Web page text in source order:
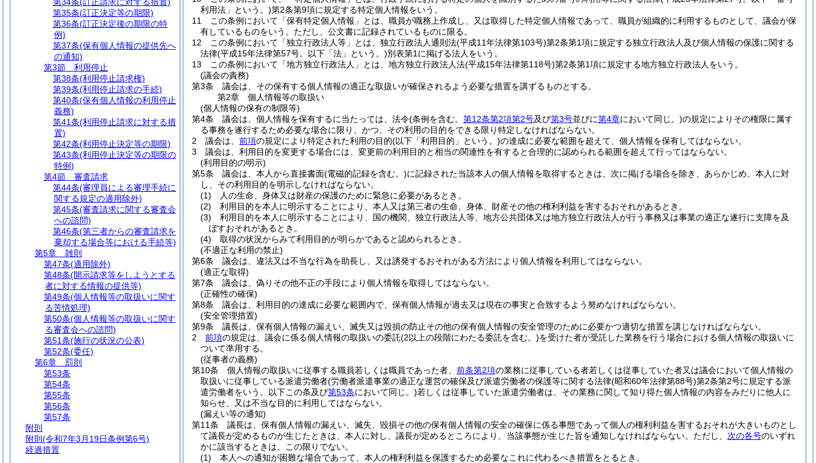
利用法」という。)第2条第9項に規定する特定個人情報をいう。
11
この条例において「保有特定個人情報」とは、職員が職務上作成し、又は取得した特定個人情報であって、職員が組織的に利用するものとして、議会が保
有しているものをいう。 ただし、公文書に記録されているものに限る。
12
この条例において「独立行政法人等」とは、独立行政法人通則法(平成11年法律第103号)第2条第1項に規定する独立行政法人及び個人情報の保護に関する
法律(平成15年法律第57号。以下「法」という。)別表第1に掲げる法人をいう。
13
この条例において「地方独立行政法人」とは、地方独立行政法人法(平成15年法律第118号)第2条第1項に規定する地方独立行政法人をいう。
(議会の責務)
第3条
議会は、その保有する個人情報の適正な取扱いが確保されるよう必要な措置を講ずるものとする。
第2章
個人情報等の取扱い
(個人情報の保有の制限等)
第4条
議会は、個人情報を保有するに当たっては、法令(条例を含む。 第12条第2項第2号及び第3号並びに第4章において同じ。)の規定によりその権限に属す
る事務を遂行するため必要な場合に限り、かつ、その利用の目的をできる限り特定しなければならない。
2
議会は、 前項の規定により特定された利用の目的(以下「利用目的」という。)の達成に必要な範囲を超えて、個人情報を保有してはならない。
3
議会は、利用目的を変更する場合には、変更前の利用目的と相当の関連性を有すると合理的に認められる範囲を超えて行ってはならない。
(利用目的の明示)
第5条
議会は、本人から直接書面(電磁的記録を含む。)に記録された当該本人の個人情報を取得するときは、次に掲げる場合を除き、あらかじめ、本人に対
し、その利用目的を明示しなければならない。
(1)
人の生命、身体又は財産の保護のために緊急に必要があるとき。
(2)
利用目的を本人に明示することにより、本人又は第三者の生命、身体、財産その他の権利利益を害するおそれがあるとき。
(3)
利用目的を本人に明示することにより、国の機関、独立行政法人等、地方公共団体又は地方独立行政法人が行う事務又は事業の適正な遂行に支障を及
ぼすおそれがあるとき。
(4)
取得の状況からみて利用目的が明らかであると認められるとき。
(不適正な利用の禁止)
第6条
議会は、違法又は不当な行為を助長し、又は誘発するおそれがある方法により個人情報を利用してはならない。
(適正な取得)
第7条
議会は、偽りその他不正の手段により個人情報を取得してはならない。
(正確性の確保)
第8条
議会は、利用目的の達成に必要な範囲内で、保有個人情報が過去又は現在の事実と合致するよう努めなければならない。
(安全管理措置)
第9条
議長は、保有個人情報の漏えい、滅失又は毀損の防止その他の保有個人情報の安全管理のために必要かつ適切な措置を講じなければならない。
2
前項の規定は、議会に係る個人情報の取扱いの委託(2以上の段階にわたる委託を含む。)を受けた者が受託した業務を行う場合における個人情報の取扱いに
ついて準用する。
(従事者の義務)
第10条
個人情報の取扱いに従事する職員若しくは職員であった者、 前条第2項の業務に従事している者若しくは従事していた者又は議会において個人情報の
取扱いに従事している派遣労働者(労働者派遣事業の適正な運営の確保及び派遣労働者の保護等に関する法律(昭和60年法律第88号)第2条第2号に規定する派
遣労働者をいう。以下この条及び第53条において同じ。)若しくは従事していた派遣労働者は、その業務に関して知り得た個人情報の内容をみだりに他人に
知らせ、又は不当な目的に利用してはならない。
(漏えい等の通知)
第11条
議長は、保有個人情報の漏えい、滅失、毀損その他の保有個人情報の安全の確保に係る事態であって個人の権利利益を害するおそれが大きいものとし
て議長が定めるものが生じたときは、本人に対し、議長が定めるところにより、当該事態が生じた旨を通知しなければならない。 ただし、 次の各号のいずれ
かに該当するときは、この限りでない。
(1)
本人への通知が困難な場合であって、本人の権利利益を保護するため必要なこれに代わるべき措置をとるとき。
第35条(訂正決定等の期限)
第36条(訂正決定後の期限の特
例)
第37条(保有個人情報の提供先へ
の通知)
第3節
利用停止
第38条(利用停止請求権)
第39条(利用停止請求の手続)
第40条(保有個人情報の利用停止
義務)
第41条(利用停止請求に対する措
置)
第42条(利用停止決定等の期限)
第43条(利用停止決定等の期限の
特例)
第4節
審査請求
第44条(審理員による審理手続に
関する規定の適用除外)
第45条(審査請求に関する審査会
への諮問)
第46条(第三者からの審査請求を
棄却する場合等における手続等)
第5章
雑則
第47条(適用除外)
第48条(開示請求等をしようとする
者に対する情報の提供等)
第49条(個人情報等の取扱いに関す
る苦情処理)
第50条(個人情報等の取扱いに関す
る審査会への諮問)
第51条(施行の状況の公表)
第52条(委任)
第6章
罰則
第53条
第54条
第55条
第56条
第57条
附則
附則 (令和7年3月19日条例第6号)
経過措置